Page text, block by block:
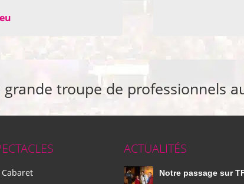
grande troupe de professionnels
Cabaret
ACTUALITÉS
Notre passage sur